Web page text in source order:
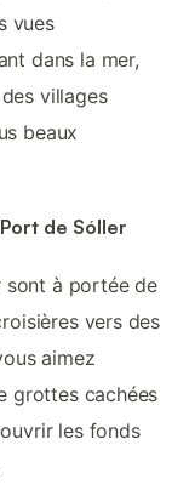
vues
dans la mer,
villages
beaux
de Sóller
sont à portée de
vers des
aimez
grottes cachées
les fonds